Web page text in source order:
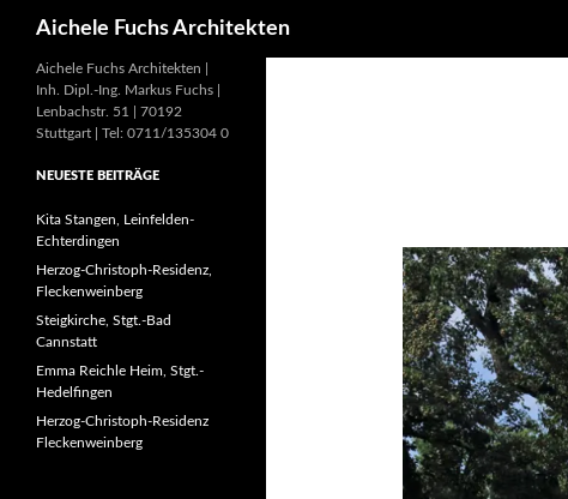
Aichele Fuchs Architekten
Aichele Fuchs Architekten |
Inh. Dipl.-Ing. Markus Fuchs |
Lenbachstr. 51 | 70192
Stuttgart | Tel: 0711/135304 0
NEUESTE BEITRÄGE
Kita Stangen, Leinfelden-
Echterdingen
Herzog-Christoph-Residenz,
Fleckenweinberg
Steigkirche, Stgt.-Bad
Cannstatt
Emma Reichle Heim, Stgt.-
Hedelfingen
Herzog-Christoph-Residenz
Fleckenweinberg